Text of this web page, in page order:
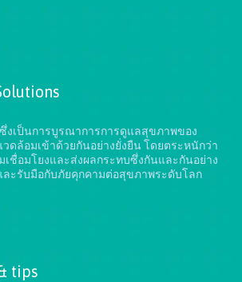
งเป็นการบูรณาการการดูแลสุขภาพของ
ดล้อมเข้าด้วยกันอย่างยั่งยืนโดยตระหนักว่า
ชื่อมโยงและส่งผลกระทบซึ่งกันและกันอย่าง
ละรับมือกับภัยคุกคามต่อสุขภาพระดับโลก
tips